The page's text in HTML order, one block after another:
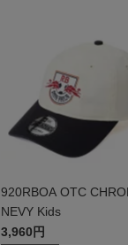
920RBOA OTC
NEVY Kids
3,960円